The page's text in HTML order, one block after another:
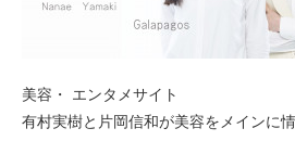
美容・ エンタメサイト
有村実樹と片岡信和が美容をメインに